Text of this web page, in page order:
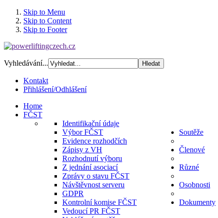
Skip to Menu
Skip to Content
Skip to Footer
Vyhledávání...
Kontakt
Přihlášení/Odhlášení
Home
FČST
Identifikační údaje
Výbor FČST
Evidence rozhodčích
Zápisy z VH
Rozhodnutí výboru
Z jednání asociací
Zprávy o stavu FČST
Návštěvnost serveru
GDPR
Kontrolní komise FČST
Vedoucí PR FČST
Soutěže
Členové
Různé
Osobnosti
Dokumenty